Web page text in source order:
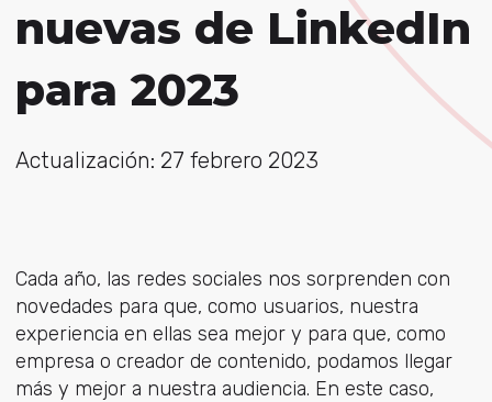
nuevas de LinkedIn
para 2023
Actualización: 27 febrero 2023
Cada año, las redes sociales nos sorprenden con
novedades para que, como usuarios, nuestra
experiencia en ellas sea mejor y para que, como
empresa o creador de contenido, podamos llegar
más y mejor a nuestra audiencia. En este caso,